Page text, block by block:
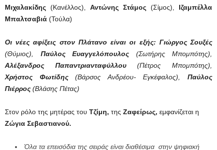
Μιχαλακίδης (Κανέλλος), Αντώνης Στάμος (Σίμος), Ιζαμπέλλα
Μπαλτσαβιά (Τούλα)
Οι νέες αφίξεις στον Πλάτανο είναι οι εξής: Γιώργος Σουξές
(Θύμιος), Παύλος Ευαγγελόπουλος(Σωτήρης Μπομπότης),
Αλέξανδρος Παπαντριανταφύλλου(Πέτρος Μπομπότης),
Χρήστος Φωτίδης(Βάρσος Ανδρέου- Εγκέφαλος),Παύλος
Πιέρρος(Βλάσης Πέτας)
Στον ρόλο της μητέρας του Τζίμη, της Ζαφείρως, εμφανίζεται η
Ζώγια Σεβαστιανού.
Όλα τα επεισόδια της σειράς είναι διαθέσιμα στην ψηφιακή